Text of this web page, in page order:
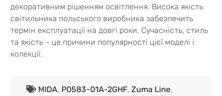
декоративним рішенням освітлення. Висока якість
світильника польського виробника забезпечить
термін експлуатації на довгі роки. Сучасність, стиль
та якість – це причини популярності цієї моделі і
колекції.
MIDA, P0583-01A-2GHF, Zuma Line,